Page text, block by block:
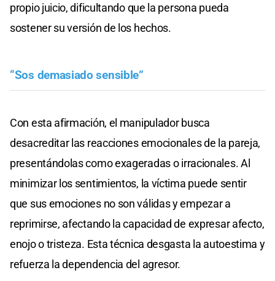
propio juicio, dificultando que la persona pueda
sostener su versión de los hechos.
“Sos demasiado sensible”
Con esta afirmación, el manipulador busca
desacreditar las reacciones emocionales de la pareja,
presentándolas como exageradas o irracionales. Al
minimizar los sentimientos, la víctima puede sentir
que sus emociones no son válidas y empezar a
reprimirse, afectando la capacidad de expresar afecto,
enojo o tristeza. Esta técnica desgasta la autoestima y
refuerza la dependencia del agresor.